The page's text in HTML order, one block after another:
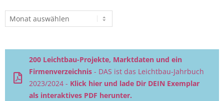
Beitragsarchiv
200 Leichtbau-Projekte, Marktdaten und ein
Firmenverzeichnis - DAS ist das Leichtbau-Jahrbuch
2023/2024 - Klick hier und lade Dir DEIN Exemplar
als interaktives PDF herunter.